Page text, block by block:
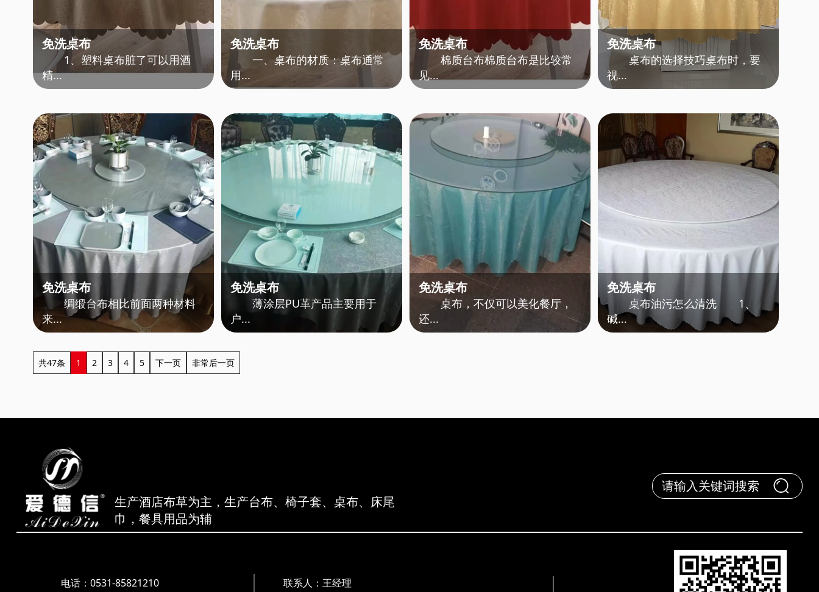
免洗桌布
1、塑料桌布脏了可以用酒
精...
免洗桌布
一、桌布的材质：桌布通常
用...
免洗桌布
棉质台布棉质台布是比较常
见...
免洗桌布
桌布的选择技巧桌布时，要
视...
免洗桌布
绸缎台布相比前面两种材料
来...
免洗桌布
薄涂层PU革产品主要用于
户...
免洗桌布
桌布，不仅可以美化餐厅，
还...
免洗桌布
桌布油污怎么清洗 1、
碱...
共47条 1 2 3 4 5 下一页 非常后一页
生产酒店布草为主，生产台布、椅子套、桌布、床尾
巾，餐具用品为辅
电话：0531-85821210 联系人：王经理